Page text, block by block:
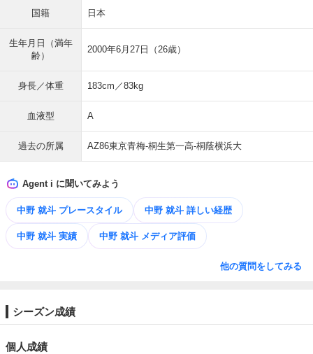
国籍 日本
生年月日（満年
齢）
2000年6月27日（26歳）
身長／体重 183cm／83kg
血液型 A
過去の所属 AZ86東京青梅-桐生第一高-桐蔭横浜大
Agent i に聞いてみよう
中野 就斗 プレースタイル 中野 就斗 詳しい経歴
中野 就斗 実績 中野 就斗 メディア評価
他の質問をしてみる
シーズン成績
個人成績